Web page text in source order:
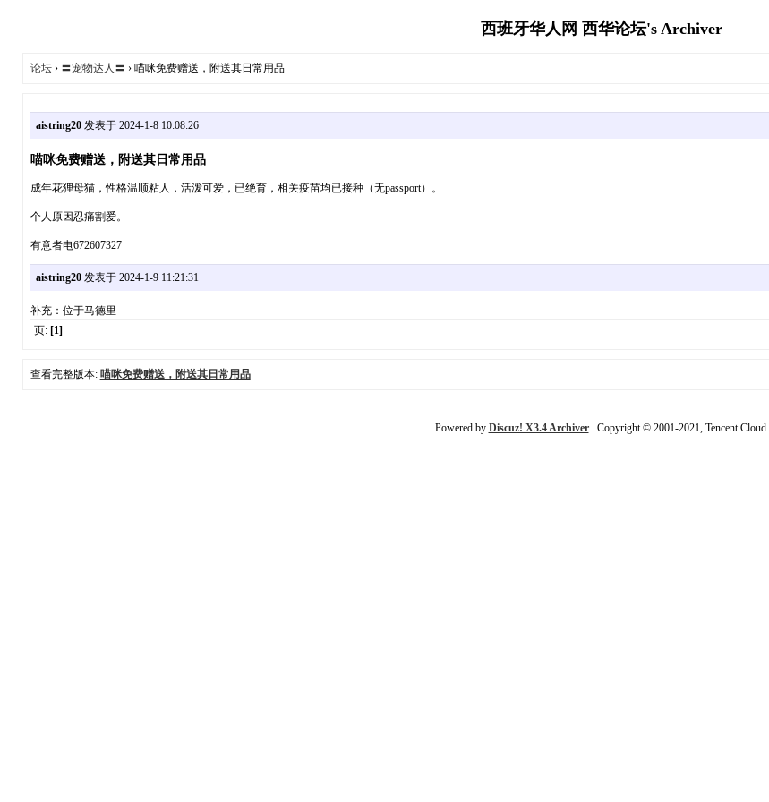
西班牙华人网 西华论坛's Archiver
论坛› 〓宠物达人〓 › 喵咪免费赠送，附送其日常用品
aistring20发表于 2024-1-8 10:08:26
喵咪免费赠送，附送其日常用品
成年花狸母猫，性格温顺粘人，活泼可爱，已绝育，相关疫苗均已接种（无passport）。
个人原因忍痛割爱。
有意者电672607327
aistring20发表于 2024-1-9 11:21:31
补充：位于马德里
页: [1]
查看完整版本: 喵咪免费赠送，附送其日常用品
Powered by Discuz! X3.4 ArchiverCopyright © 2001-2021, Tencent Cloud.